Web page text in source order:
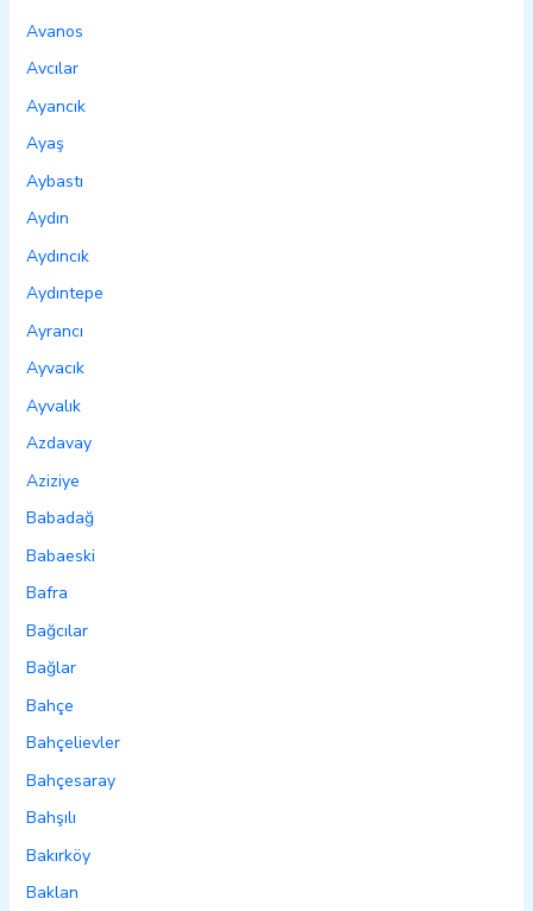
Avanos
Avcılar
Ayancık
Ayaş
Aybastı
Aydın
Aydıncık
Aydıntepe
Ayrancı
Ayvacık
Ayvalık
Azdavay
Aziziye
Babadağ
Babaeski
Bafra
Bağcılar
Bağlar
Bahçe
Bahçelievler
Bahçesaray
Bahşılı
Bakırköy
Baklan